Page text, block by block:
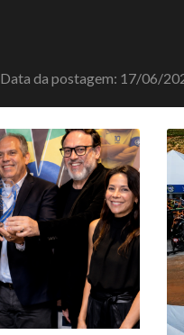
Data da postagem: 17/06/